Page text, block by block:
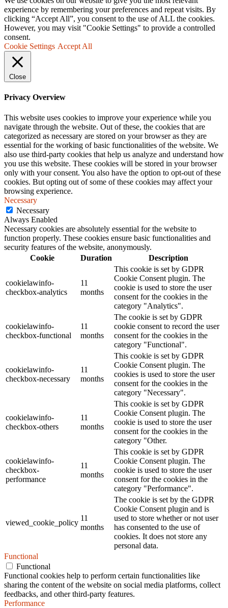
experience by remembering your preferences and repeat visits. By
clicking “Accept All”, you consent to the use of ALL the cookies.
However, you may visit "Cookie Settings" to provide a controlled
consent.
Cookie Settings Accept All
Close
Privacy Overview
This website uses cookies to improve your experience while you
navigate through the website. Out of these, the cookies that are
categorized as necessary are stored on your browser as they are
essential for the working of basic functionalities of the website. We
also use third-party cookies that help us analyze and understand how
you use this website. These cookies will be stored in your browser
only with your consent. You also have the option to opt-out of these
cookies. But opting out of some of these cookies may affect your
browsing experience.
Necessary
Necessary
Always Enabled
Necessary cookies are absolutely essential for the website to
function properly. These cookies ensure basic functionalities and
security features of the website, anonymously.
Cookie
Duration Description
cookielawinfo-
checkbox-analytics
11
months
This cookie is set by GDPR
Cookie Consent plugin. The
cookie is used to store the user
consent for the cookies in the
category "Analytics".
cookielawinfo-
checkbox-functional
11
months
The cookie is set by GDPR
cookie consent to record the user
consent for the cookies in the
category "Functional".
cookielawinfo-
checkbox-necessary
11
months
This cookie is set by GDPR
Cookie Consent plugin. The
cookies is used to store the user
consent for the cookies in the
category "Necessary".
cookielawinfo-
checkbox-others
11
months
This cookie is set by GDPR
Cookie Consent plugin. The
cookie is used to store the user
consent for the cookies in the
category "Other.
cookielawinfo-
checkbox-
performance
11
months
This cookie is set by GDPR
Cookie Consent plugin. The
cookie is used to store the user
consent for the cookies in the
category "Performance".
viewed_cookie_policy
11
months
The cookie is set by the GDPR
Cookie Consent plugin and is
used to store whether or not user
has consented to the use of
cookies. It does not store any
personal data.
Functional
Functional
Functional cookies help to perform certain functionalities like
sharing the content of the website on social media platforms, collect
feedbacks, and other third-party features.
Performance